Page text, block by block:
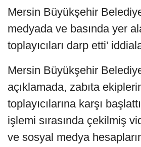
Mersin Büyükşehir
medyada ve basında yer
toplayıcıları darp etti’
Mersin Büyükşehir
açıklamada, zabıta
toplayıcılarına karşı
işlemi sırasında çekilmiş
ve sosyal medya